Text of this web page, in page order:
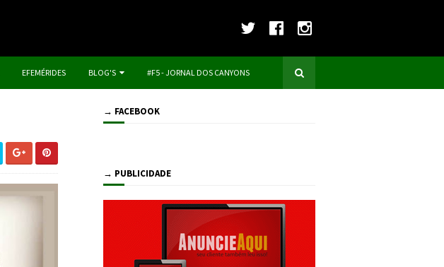
EFEMÉRIDES BLOG'S #F5 - JORNAL DOS CANYONS
→ FACEBOOK
→ PUBLICIDADE